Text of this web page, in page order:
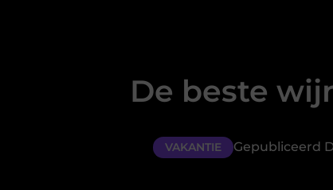
De beste
VAKANTIE Gepubliceerd